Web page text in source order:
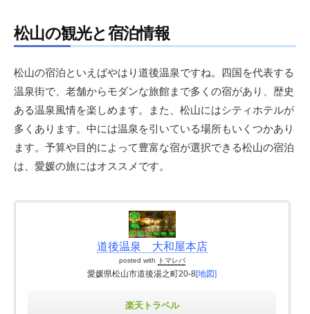
松山の観光と宿泊情報
松山の宿泊といえばやはり道後温泉ですね。四国を代表する
温泉街で、老舗からモダンな旅館まで多くの宿があり、歴史
ある温泉風情を楽しめます。また、松山にはシティホテルが
多くあります。中には温泉を引いている場所もいくつかあり
ます。予算や目的によって豊富な宿が選択できる松山の宿泊
は、愛媛の旅にはオススメです。
道後温泉 大和屋本店
posted with トマレバ
愛媛県松山市道後湯之町20-8[地図]
楽天トラベル